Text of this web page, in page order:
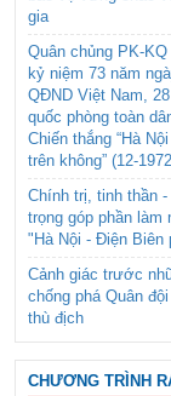
gia
Quân chủng PK-
kỷ niệm 73 năm
QĐND Việt Nam,
quốc phòng toàn
Chiến thắng “Hà
trên không” (12-
Chính trị, tinh thần
trọng góp phần làm
"Hà Nội - Điện Biên
Cảnh giác trước
chống phá Quân
thù địch
CHƯƠNG TRÌNH